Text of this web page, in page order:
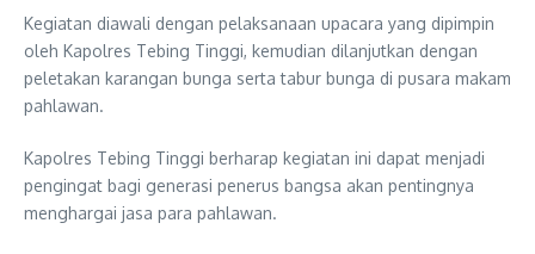
Kegiatan diawali dengan pelaksanaan upacara yang dipimpin
oleh Kapolres Tebing Tinggi, kemudian dilanjutkan dengan
peletakan karangan bunga serta tabur bunga di pusara makam
pahlawan.
Kapolres Tebing Tinggi berharap kegiatan ini dapat menjadi
pengingat bagi generasi penerus bangsa akan pentingnya
menghargai jasa para pahlawan.